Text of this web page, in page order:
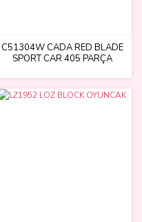
C51304W CADA RED BLADE
SPORT CAR 405 PARÇA